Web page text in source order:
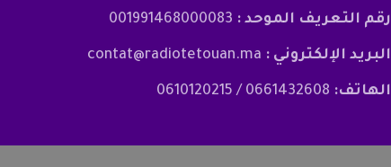
رقم التعريف الموحد : 001991468000083
البريد الإلكتروني : contat@radiotetouan.ma
الهاتف: 0661432608 / 0610120215